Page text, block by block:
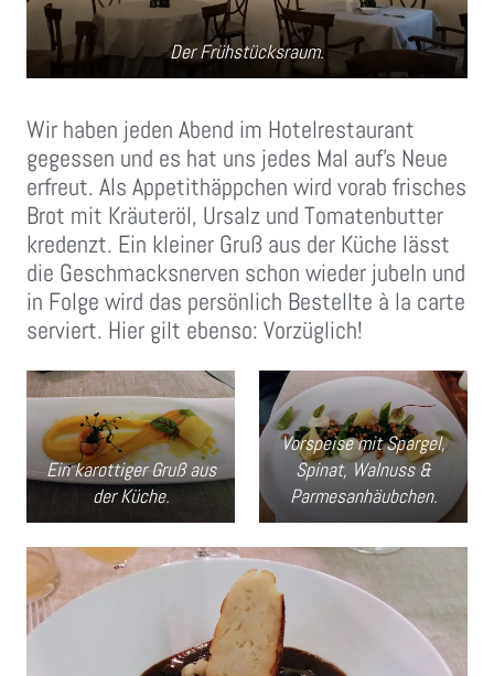
Der Frühstücksraum.
Wir haben jeden Abend im Hotelrestaurant
gegessen und es hat uns jedes Mal auf’s Neue
erfreut. Als Appetithäppchen wird vorab frisches
Brot mit Kräuteröl, Ursalz und Tomatenbutter
kredenzt. Ein kleiner Gruß aus der Küche lässt
die Geschmacksnerven schon wieder jubeln und
in Folge wird das persönlich Bestellte à la carte
serviert. Hier gilt ebenso: Vorzüglich!
Ein karottiger Gruß aus
der Küche.
Vorspeise mit Spargel,
Spinat, Walnuss &
Parmesanhäubchen.